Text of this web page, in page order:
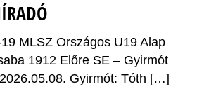
MLSZ Országos U19 Alap
1912 Előre SE – Gyirmót
Gyirmót: Tóth […]